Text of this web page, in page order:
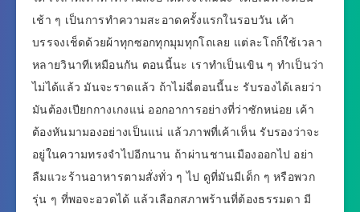
เช้า ๆ เป็นการทำความสะอาดครั้งแรกในรอบวัน เค้า
บรรจงเช็ดด้วยผ้าทุกซอกทุกมุมทุกโถเลย แต่ละโถก็ใช้เวลา
หลายวินาทีเหมือนกัน ตอนนี้นะ เราทำเป็นเขิน ๆ ทำเป็นว่า
ไม่ได้แล้ว มันจะราดแล้ว ถ้าไม่ฉี่ตอนนี้นะ รับรองได้เลยว่า
มันต้องเปียกกางเกงแน่ ออกอาการอย่างที่ว่าซักหน่อย เค้า
ต้องหันมามองอย่างเป็นแน่ แล้วภาพที่เค้าเห็น รับรองว่าจะ
อยู่ในความทรงจำไปอีกนาน ถ้าผ่านชานเมืองออกไป อย่า
ลืมแวะร้านอาหารตามสั่งทั่ว ๆ ไป ดูที่มันมีเด็ก ๆ หรือพวก
รุ่น ๆ ที่พอจะอวดได้ แล้วเลือกสภาพร้านที่ต้องธรรมดา มี